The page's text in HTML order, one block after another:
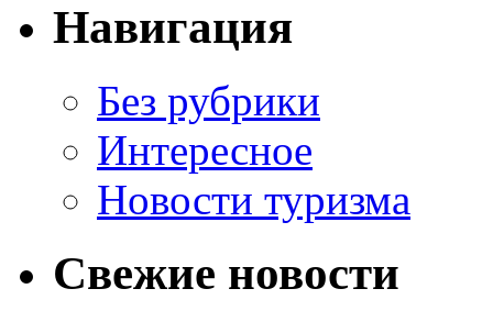
Навигация
Без рубрики
Интересное
Новости туризма
Свежие новости